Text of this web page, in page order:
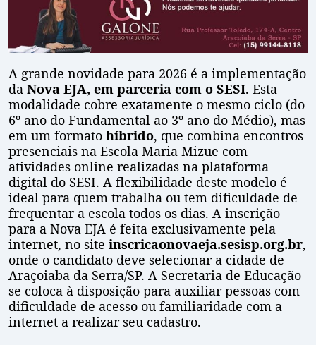
A grande novidade para 2026 é a implementação
da Nova EJA, em parceria com o SESI. Esta
modalidade cobre exatamente o mesmo ciclo (do
6º ano do Fundamental ao 3º ano do Médio), mas
em um formato híbrido, que combina encontros
presenciais na Escola Maria Mizue com
atividades online realizadas na plataforma
digital do SESI. A flexibilidade deste modelo é
ideal para quem trabalha ou tem dificuldade de
frequentar a escola todos os dias. A inscrição
para a Nova EJA é feita exclusivamente pela
internet, no site inscricaonovaeja.sesisp.org.br,
onde o candidato deve selecionar a cidade de
Araçoiaba da Serra/SP. A Secretaria de Educação
se coloca à disposição para auxiliar pessoas com
dificuldade de acesso ou familiaridade com a
internet a realizar seu cadastro.